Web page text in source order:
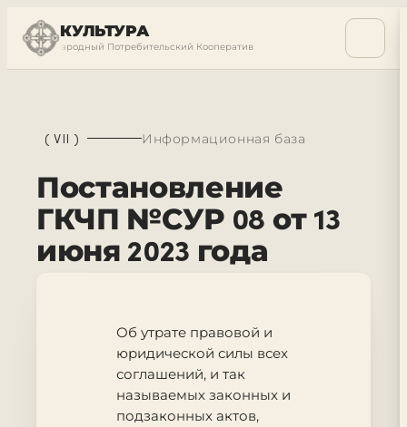
КУЛЬТУРА
Международный Потребительский Кооператив
(VII ) Информационная база
Постановление
ГКЧП №СУР 08 от 13
июня 2023 года
Об утрате правовой и
юридической силы всех
соглашений, и так
называемых законных и
подзаконных актов,